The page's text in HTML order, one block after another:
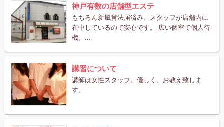
神戸有数の店舗型エステ
もちろん新風営法届済み。スタッフが店舗内に
在中しているので安心です。 広い個室で個人待
機。...
講習について
講師は女性スタッフ。優しく、お教え致しま
す。